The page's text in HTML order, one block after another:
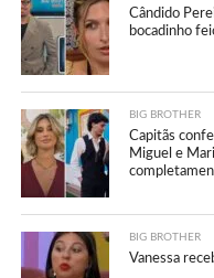
Cândido
bocadinho
BIG BROTHER
Capitãs
Miguel e
BIG BROTHER
Vanessa